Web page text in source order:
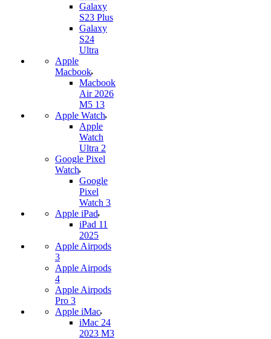
Galaxy
S23 Plus
Galaxy
S24
Ultra
Apple
Macbook
Macbook
Air 2026
M5 13
Apple Watch
Apple
Watch
Ultra 2
Google Pixel
Watch
Google
Pixel
Watch 3
Apple iPad
iPad 11
2025
Apple Airpods
3
Apple Airpods
4
Apple Airpods
Pro 3
Apple iMac
iMac 24
2023 M3